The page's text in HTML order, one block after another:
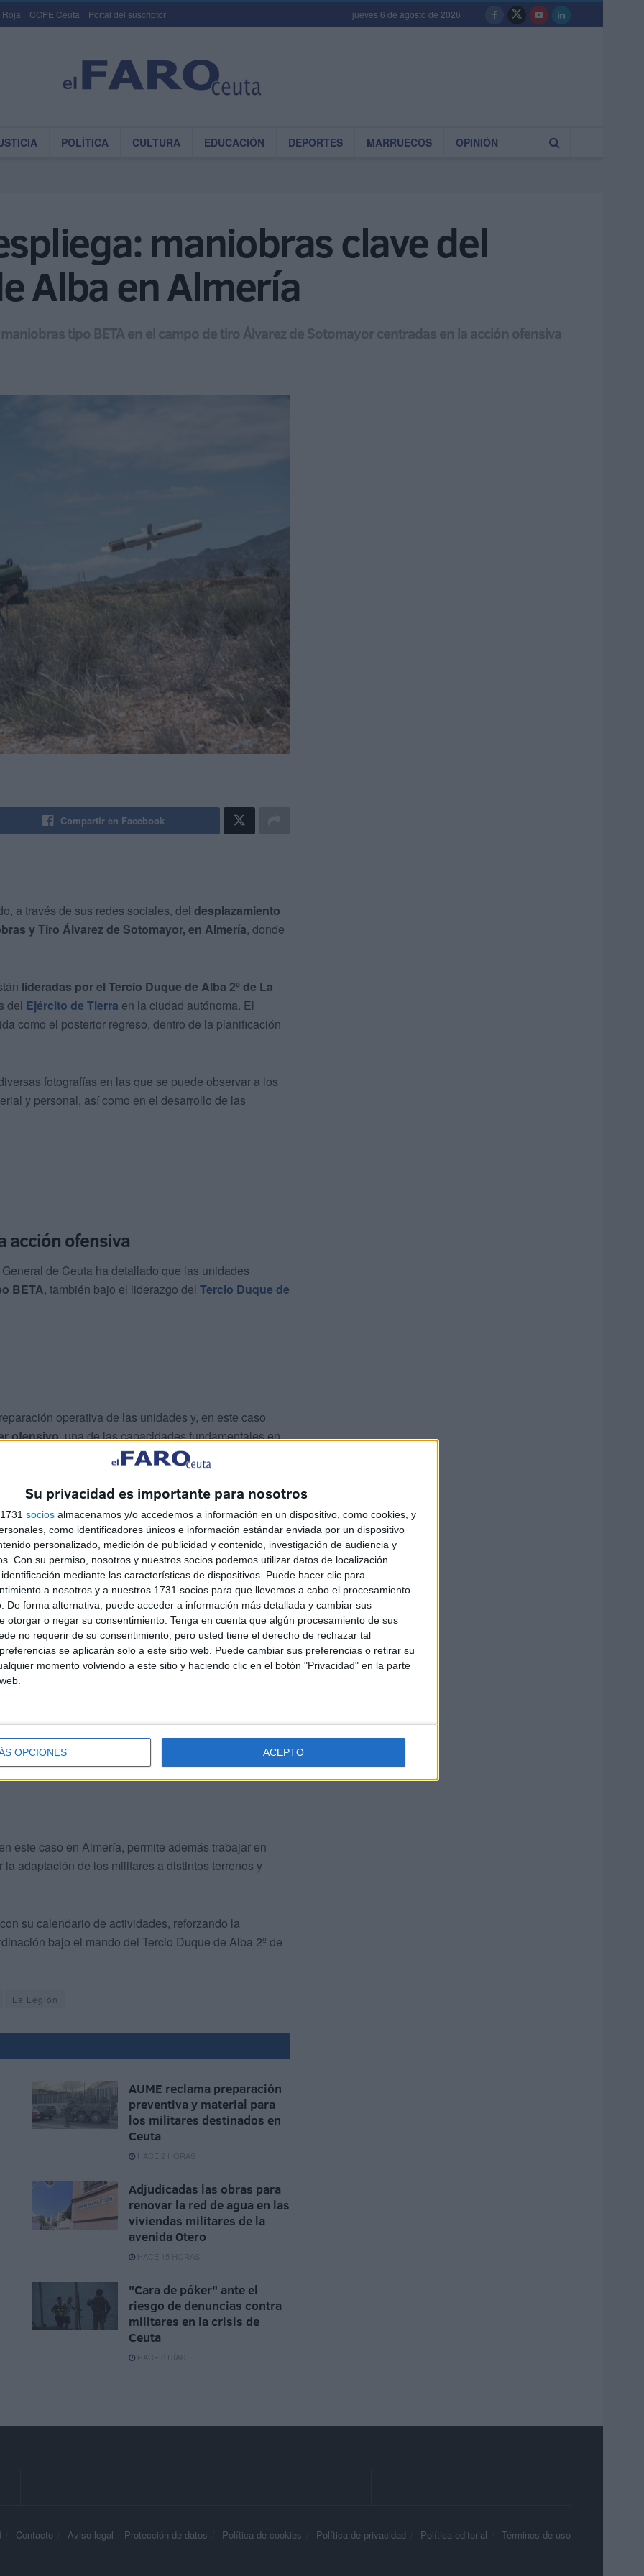
Su privacidad es importante para nosotros
socios almacenamos y/o accedemos a información en un dispositivo, como cookies, y
como identificadores únicos e información estándar enviada por un dispositivo
personalizado, medición de publicidad y contenido, investigación de audiencia y
Con su permiso, nosotros y nuestros socios podemos utilizar datos de localización
mediante las características de dispositivos. Puede hacer clic para
a nosotros y a nuestros 1731 socios para que llevemos a cabo el procesamiento
De forma alternativa, puede acceder a información más detallada y cambiar sus
otorgar o negar su consentimiento. Tenga en cuenta que algún procesamiento de sus
no requerir de su consentimiento, pero usted tiene el derecho de rechazar tal
se aplicarán solo a este sitio web. Puede cambiar sus preferencias o retirar su
momento volviendo a este sitio y haciendo clic en el botón "Privacidad" en la parte
OPCIONES ACEPTO
Roja COPE Ceuta Portal del suscriptor jueves 6 de agosto de 2026
POLÍTICA CULTURA EDUCACIÓN DEPORTES MARRUECOS OPINIÓN
maniobras clave del
Alba en Almería
tipo BETA en el campo de tiro Álvarez de Sotomayor centradas en la acción ofensiva
Compartir en Facebook
a través de sus redes sociales, del desplazamiento
y Tiro Álvarez de Sotomayor, en Almería, donde
lideradas por el Tercio Duque de Alba 2º de La
del Ejército de Tierra en la ciudad autónoma. El
como el posterior regreso, dentro de la planificación
fotografías en las que se puede observar a los
y personal, así como en el desarrollo de las
acción ofensiva
de Ceuta ha detallado que las unidades
BETA, también bajo el liderazgo del Tercio Duque de
operativa de las unidades y, en este caso
ofensivo, una de las capacidades fundamentales en
Álvarez de Sotomayor, es una de las principales
España, utilizada de forma habitual para maniobras
y su capacidad para acoger distintos tipos de
operativa
estén preparadas para afrontar cualquier misión
este caso en Almería, permite además trabajar en
la adaptación de los militares a distintos terrenos y
su calendario de actividades, reforzando la
bajo el mando del Tercio Duque de Alba 2º de
La Legión
AUME reclama preparación
preventiva y material para
los militares destinados en
Ceuta
HACE 2 HORAS
Adjudicadas las obras para
renovar la red de agua en las
viviendas militares de la
avenida Otero
HACE 15 HORAS
"Cara de póker" ante el
riesgo de denuncias contra
militares en la crisis de
Ceuta
HACE 2 DÍAS
Contacto Aviso legal – Protección de datos Política de cookies Política de privacidad Política editorial Términos de uso